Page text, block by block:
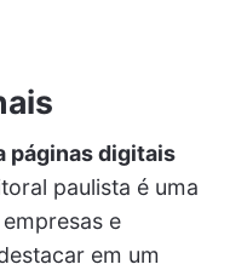
páginas digitais
paulista é uma
e
em um